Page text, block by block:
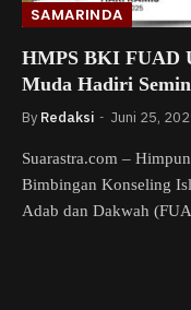
SAMARINDA
HMPS BKI FUAD
Muda Hadiri
By Redaksi Juni 25,
Suarastra.com –
Bimbingan Konseling
Adab dan Dakwah